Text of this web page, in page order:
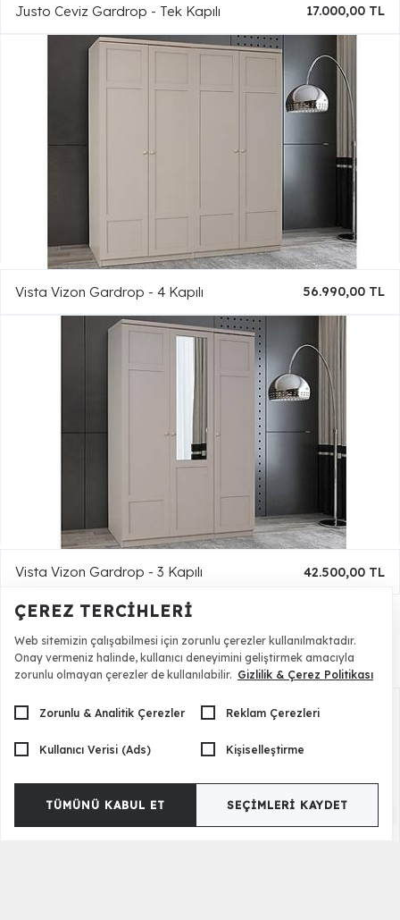
Justo Ceviz Gardrop - Tek Kapılı 17.000,00 TL
Vista Vizon Gardrop - 4 Kapılı 56.990,00 TL
Vista Vizon Gardrop - 3 Kapılı 42.500,00 TL
Versiyon Seçenekleri
ÇEREZ TERCIHLERI
Web sitemizin çalışabilmesi için zorunlu çerezler kullanılmaktadır.
Onay vermeniz halinde, kullanıcı deneyimini geliştirmek amacıyla
zorunlu olmayan çerezler de kullanılabilir. Gizlilik & Çerez Politikası
Zorunlu & Analitik Çerezler Reklam Çerezleri
Kullanıcı Verisi (Ads) Kişiselleştirme
TÜMÜNÜ KABUL ET SEÇIMLERI KAYDET